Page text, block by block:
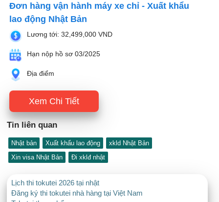
Đơn hàng vận hành máy xe chỉ - Xuất khẩu
lao động Nhật Bản
Lương tới: 32,499,000 VND
Hạn nộp hồ sơ 03/2025
Địa điểm
Xem Chi Tiết
Tin liên quan
Nhật bản Xuất khẩu lao động
xkld Nhật Bản
Xin visa Nhật Bản
Đi xklđ nhật
Lịch thi tokutei 2026 tại nhật
Đăng ký thi tokutei nhà hàng tại Việt Nam